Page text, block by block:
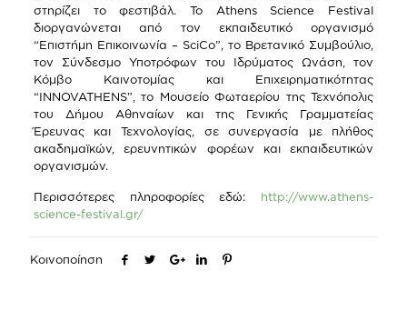
στηρίζει το φεστιβάλ. Το Athens Science Festival
διοργανώνεται από τον εκπαιδευτικό οργανισμό
“Επιστήμη Επικοινωνία – SciCo”, το Βρετανικό Συμβούλιο,
τον Σύνδεσμο Υποτρόφων του Ιδρύματος Ωνάση, τον
Κόμβο Καινοτομίας και Επιχειρηματικότητας
“INNOVATHENS”, το Μουσείο Φωταερίου της Τεχνόπολις
του Δήμου Αθηναίων και της Γενικής Γραμματείας
Έρευνας και Τεχνολογίας, σε συνεργασία με πλήθος
ακαδημαϊκών, ερευνητικών φορέων και εκπαιδευτικών
οργανισμών.
Περισσότερες πληροφορίες εδώ: http://www.athens-
science-festival.gr/
Κοινοποίηση